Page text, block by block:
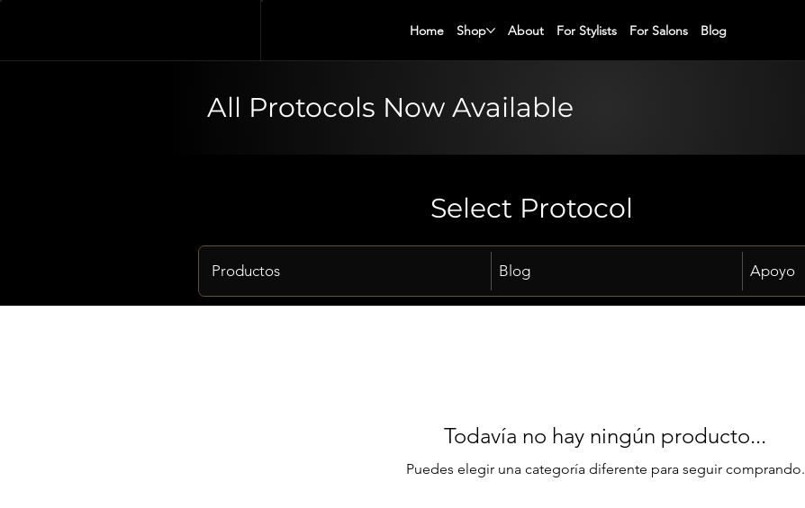
Home Shop About For Stylists For Salons Blog
All Protocols Now Available
Select Protocol
Productos Blog Apoyo
Todavía no hay ningún producto...
Puedes elegir una categoría diferente para seguir comprando.